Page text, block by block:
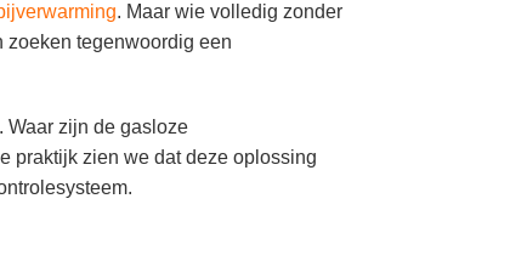
. Maar wie volledig zonder
zoeken tegenwoordig een
Waar zijn de gasloze
praktijk zien we dat deze oplossing